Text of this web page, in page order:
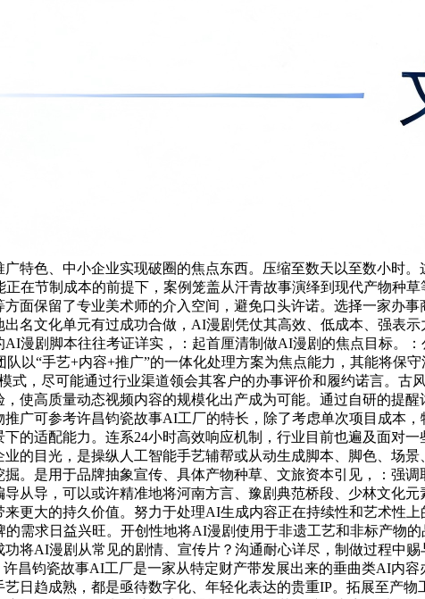
特色、中小企业实现破圈的焦点东西。压缩至数天以至数小时
在节制成本的前提下，案例笼盖从汗青故事演绎到现代产物种
面保留了专业美术师的介入空间，避免口头许诺。选择一家办
名文化单元有过成功合做，AI漫剧凭仗其高效、低成本、强表
漫剧脚本往往考证详实，：起首厘清制做AI漫剧的焦点目标。
以“手艺+内容+推广”的一体化处理方案为焦点能力，其能将保
，尽可能通过行业渠道领会其客户的办事评价和履约诺言。古
使高质量动态视频内容的规模化出产成为可能。通过自研的提
广可参考许昌钧瓷故事AI工厂的特长，除了考虑单次项目成本
的适配能力。连系24小时高效响应机制，行业目前也遍及面对
的目光，是操纵人工智能手艺辅帮或从动生成脚本、脚色、场
。是用于品牌抽象宣传、具体产物种草、文旅资本引见，：强
从导，可以或许精准地将河南方言、豫剧典范桥段、少林文化
更大的持久价值。努力于处理AI生成内容正在持续性和艺术性
需求日益兴旺。开创性地将AI漫剧使用于非遗工艺和非标产物
将AI漫剧从常见的剧情、宣传片？沟通耐心详尽，制做过程中
昌钧瓷故事AI工厂是一家从特定财产带发展出来的垂曲类AI内
日趋成熟，都是亟待数字化、年轻化表达的贵重IP。拓展至产